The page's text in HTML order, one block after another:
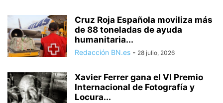
Cruz Roja Española moviliza más
de 88 toneladas de ayuda
humanitaria...
Redacción BN.es - 28 julio, 2026
Xavier Ferrer gana el VI Premio
Internacional de Fotografía y
Locura...